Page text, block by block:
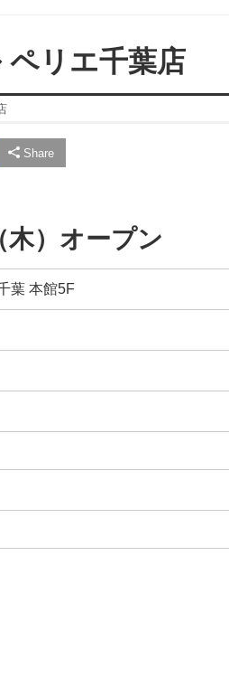
ペリエ千葉店
Share
木）オープン
葉 本館5F